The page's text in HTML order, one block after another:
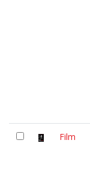
Film